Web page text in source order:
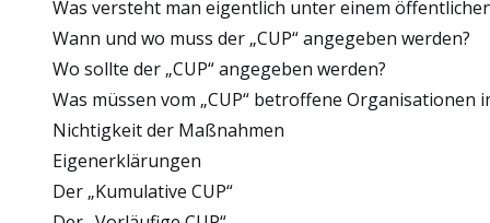
Was versteht man eigentlich unter einem
Wann und wo muss der „CUP“ angegeben werden?
Wo sollte der „CUP“ angegeben werden?
Was müssen vom „CUP“ betroffene
Nichtigkeit der Maßnahmen
Eigenerklärungen
Der „Kumulative CUP“